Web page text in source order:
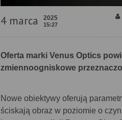
4 marca 2025
15:27
Oferta marki Venus Optics
zmiennoogniskowe
Nowe obiektywy oferują
ściskają obraz w poziomie o